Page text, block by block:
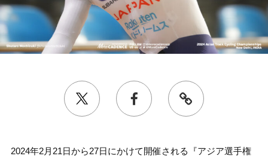
2024年2月21日から27日にかけて開催される『アジア選手権